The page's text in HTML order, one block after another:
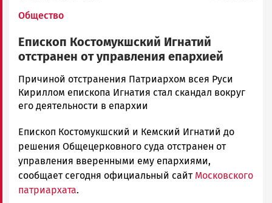
Общество
Епископ Костомукшский Игнатий
отстранен от управления епархией
Валентина
Платонова
Новости
и
Карелии
|
Петрозаводск
ГОВОРИТ
Причиной отстранения Патриархом всея Руси
Кириллом епископа Игнатия стал скандал вокруг
его деятельности в епархии
Епископ Костомукшский и Кемский Игнатий до
решения Общецерковного суда отстранен от
управления вверенными ему епархиями,
сообщает сегодня официальный сайт Московского
патриархата.